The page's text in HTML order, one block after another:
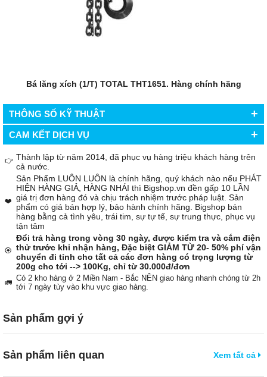
Bá lăng xích (1/T) TOTAL THT1651. Hàng chính hãng
THÔNG SỐ KỸ THUẬT +
CAM KẾT DỊCH VỤ +
👉 Thành lập từ năm 2014, đã phục vụ hàng triệu khách hàng trên
cả nước.
❤️
Sản Phẩm LUÔN LUÔN là chính hãng, quý khách nào nếu PHÁT
HIỆN HÀNG GIẢ, HÀNG NHÁI thì Bigshop.vn đền gấp 10 LẦN
giá trị đơn hàng đó và chịu trách nhiệm trước pháp luật. Sản
phẩm có giá bán hợp lý, bảo hành chính hãng. Bigshop bán
hàng bằng cả tình yêu, trái tim, sự tự tế, sự trung thực, phục vụ
tận tâm
🏵️
Đổi trả hàng trong vòng 30 ngày, được kiểm tra và cắm điện
thử trước khi nhận hàng, Đặc biệt GIẢM TỪ 20- 50% phí vận
chuyển đi tỉnh cho tất cả các đơn hàng có trọng lượng từ
200g cho tới --> 100Kg, chỉ từ 30.000đ/đơn
🚛 Có 2 kho hàng ở 2 Miền Nam - Bắc NÊN giao hàng nhanh chóng từ 2h
tới 7 ngày tùy vào khu vực giao hàng.
Sản phẩm gợi ý
Sản phẩm liên quan Xem tất cả